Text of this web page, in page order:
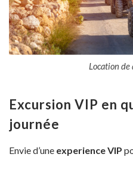
Location de
Excursion VIP en
journée
Envie d’une experience VIP